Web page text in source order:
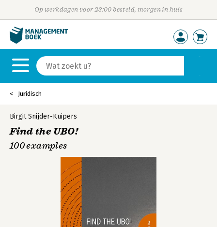
Op werkdagen voor 23:00 besteld, morgen in huis
Juridisch
Birgit Snijder-Kuipers
Find the UBO!
100 examples